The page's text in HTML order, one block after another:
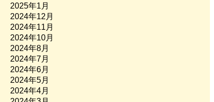
2025年1月
2024年12月
2024年11月
2024年10月
2024年8月
2024年7月
2024年6月
2024年5月
2024年4月